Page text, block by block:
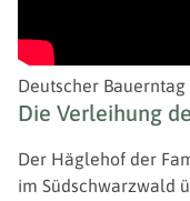
Deutscher Bauerntag
Die Verleihung
Der Häglehof der
im Südschwarzwald